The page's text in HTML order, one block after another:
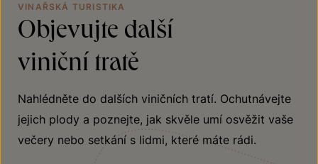
VINAŘSKÁ TURISTIKA
Objevujte další
viniční tratě
Nahlédněte do dalších viničních tratí. Ochutnávejte
jejich plody a poznejte, jak skvěle umí osvěžit vaše
večery nebo setkání s lidmi, které máte rádi.